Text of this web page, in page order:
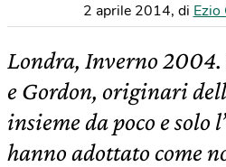
2 aprile 2014, di Ezio
Londra, Inverno 2004.
e Gordon, originari
insieme da poco e solo
hanno adottato come